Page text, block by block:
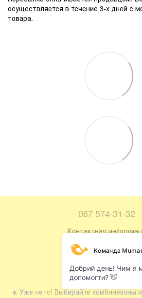
осуществляется в течение 3-х дней с
товара.
067 574-31-32
Контактная
Полная версия
Карта сайта
© 2016—2026
☀️ Уже лето! Выбирайте комбинезоны